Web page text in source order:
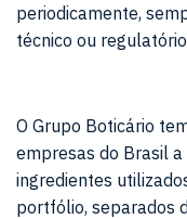
periodicamente,
técnico ou
O Grupo Boticário
empresas do Brasil
ingredientes
portfólio, separados